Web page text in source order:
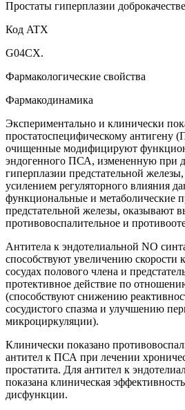
Простаты гиперплазии
Код ATX
G04CX.
Фармакологические свойства
Фармакодинамика
Экспериментально и клинически
простатоспецифическому антигену
очищенные модифицируют
эндогенного ПСА, измененную при
гиперплазии предстательной
усилением регуляторного влияния
функциональные и метаболические
предстательной железы, оказывают
противовоспалительное и
Антитела к эндотелиальной NO
способствуют увеличению скорости
сосудах полового члена и
протективное действие по
(способствуют снижению
сосудистого спазма и улучшению
микроциркуляции).
Клинически показано
антител к ПСА при лечении
простатита. Для антител к
показана клиническая
дисфункции.